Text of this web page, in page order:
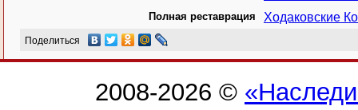
Полная реставрация Ходаковские
Поделиться
2008-2026 ©